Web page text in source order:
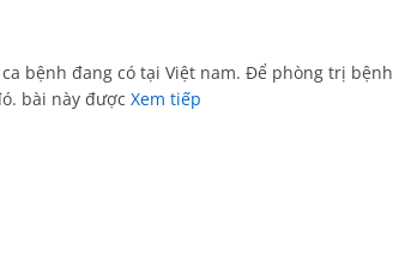
bệnh đang có tại Việt nam. Để phòng trị bệnh
bài này được Xem tiếp